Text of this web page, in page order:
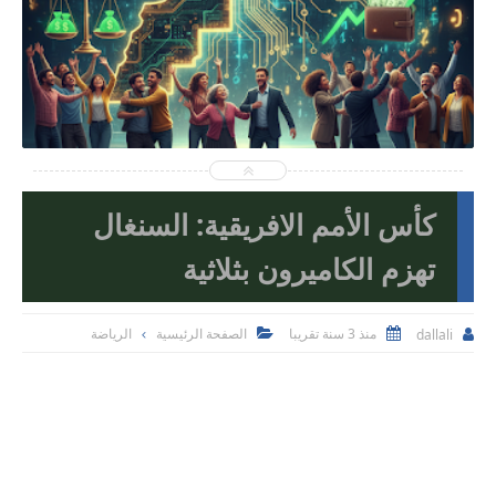
2026-01-19
dallali
شاهد الموضوع
كأس الأمم الافريقية: السنغال
تهزم الكاميرون بثلاثية

dallali
 منذ 3 سنة تقريبا  الصفحة الرئيسية الرياضة